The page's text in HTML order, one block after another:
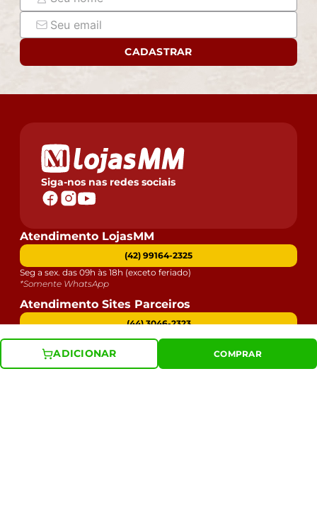
ADICIONAR COMPRAR
CADASTRAR
Siga-nos nas redes sociais
Atendimento LojasMM
(42) 99164-2325
Seg a sex. das 09h às 18h (exceto feriado)
*Somente WhatsApp
Atendimento Sites Parceiros
(44) 3046-2323
Seg a sex. das 09h às 18h (exceto feriado)
*Somente ligações telefônicas
Atendimento Lojas Físicas